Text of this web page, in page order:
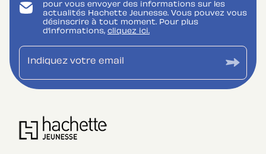
pour vous envoyer des informations sur les
actualités Hachette Jeunesse. Vous pouvez vous
désinscrire à tout moment. Pour plus
d’informations, cliquez ici.
Indiquez votre email